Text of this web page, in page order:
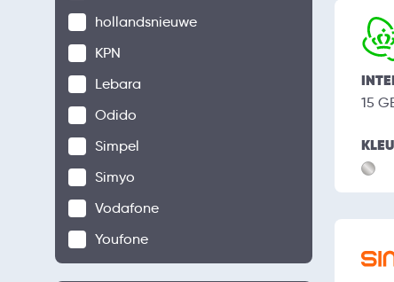
hollandsnieuwe
KPN
Lebara
Odido
Simpel
Simyo
Vodafone
Youfone
15